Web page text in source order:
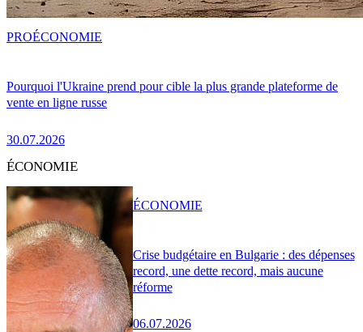
Pourquoi l'Ukraine prend pour cible la plus grande plateforme de
vente en ligne russe
30.07.2026
PROÉCONOMIE
ÉCONOMIE
Crise budgétaire en Bulgarie : des dépenses
record, une dette record, mais aucune
réforme
06.07.2026
ÉCONOMIE